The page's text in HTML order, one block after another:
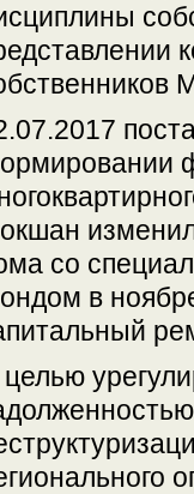
со
в